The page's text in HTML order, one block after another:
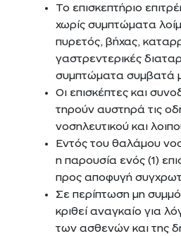
Το επισκεπτήριο
χωρίς συμπτώματα
πυρετός, βήχας,
γαστρεντερικές
συμπτώματα συμβατά
Οι επισκέπτες και
τηρούν αυστηρά τις
νοσηλευτικού και
Εντός του θαλάμου
η παρουσία ενός (1)
προς αποφυγή
Σε περίπτωση μη
κριθεί αναγκαίο για
των ασθενών και της